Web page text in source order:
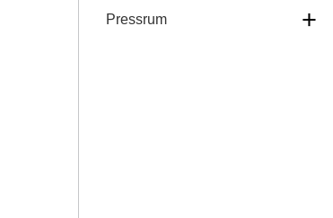
Pressrum +